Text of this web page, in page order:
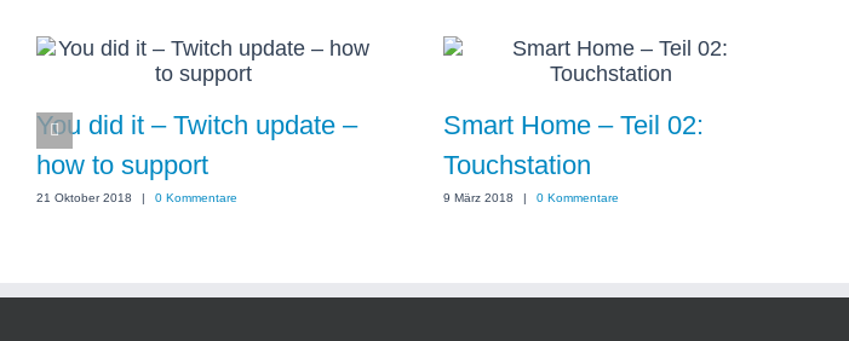
You did it – Twitch update –
how to support
21 Oktober 2018 | 0 Kommentare
Smart Home – Teil 02:
Touchstation
9 März 2018 | 0 Kommentare